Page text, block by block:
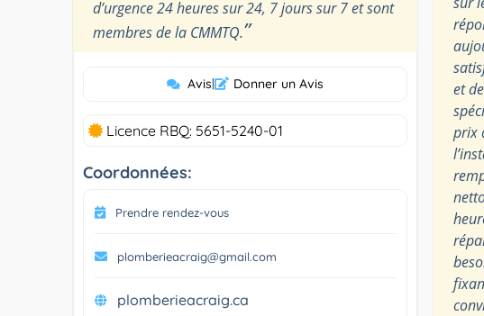
d’urgence 24 heures sur 24, 7 jours sur 7 et sont
membres de la CMMTQ.”
Avis| Donner un Avis
Licence RBQ: 5651-5240-01
Coordonnées:
Prendre rendez-vous
plomberieacraig@gmail.com
plomberieacraig.ca
et
prix